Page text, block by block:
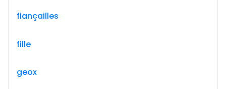
fiançailles
fille
geox